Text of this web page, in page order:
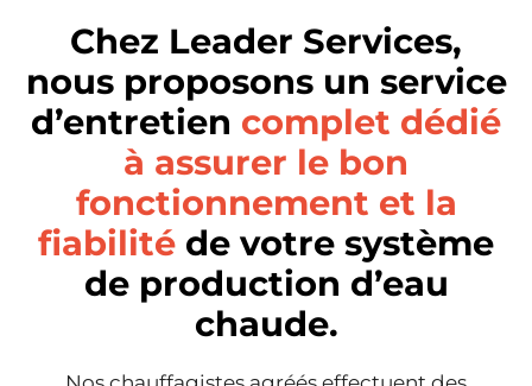
Chez Leader Services,
nous proposons un service
d’entretien complet dédié
à assurer le bon
fonctionnement et la
fiabilité de votre système
de production d’eau
chaude.